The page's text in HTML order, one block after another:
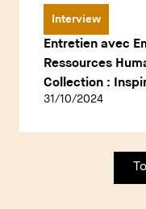
Interview
Entretien avec
Ressources
Collection :
au cœur de
31/10/2024